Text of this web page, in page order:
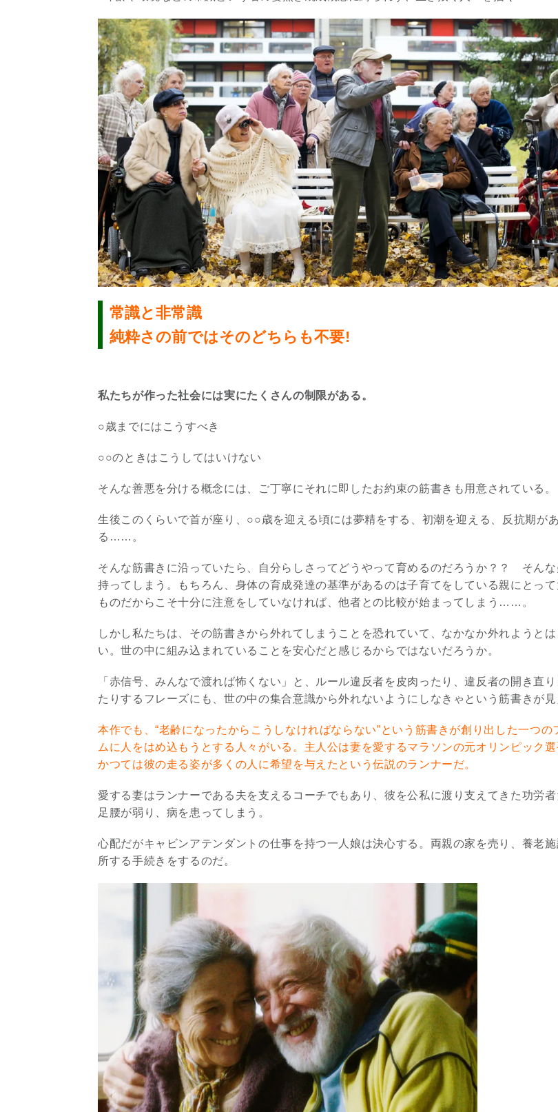
常識と非常識
純粋さの前ではそのどちらも不要!
私たちが作った社会には実にたくさんの制限がある。
○歳までにはこうすべき
○○のときはこうしてはいけない
そんな善悪を分ける概念には、ご丁寧にそれに即したお約束の筋書きも用意されている。
生後このくらいで首が座り、○○歳を迎える頃には夢精をする、初潮を迎える、反抗期があ
る……。
そんな筋書きに沿っていたら、自分らしさってどうやって育めるのだろうか？？ そんな
持ってしまう。もちろん、身体の育成発達の基準があるのは子育てをしている親にとって
ものだからこそ十分に注意をしていなければ、他者との比較が始まってしまう……。
しかし私たちは、その筋書きから外れてしまうことを恐れていて、なかなか外れようとは
い。世の中に組み込まれていることを安心だと感じるからではないだろうか。
「赤信号、みんなで渡れば怖くない」と、ルール違反者を皮肉ったり、違反者の開き直り
たりするフレーズにも、世の中の集合意識から外れないようにしなきゃという筋書きが見
本作でも、“老齢になったからこうしなければならない”という筋書きが創り出した一つの
ムに人をはめ込もうとする人々がいる。主人公は妻を愛するマラソンの元オリンピック選
かつては彼の走る姿が多くの人に希望を与えたという伝説のランナーだ。
愛する妻はランナーである夫を支えるコーチでもあり、彼を公私に渡り支えてきた功労者
足腰が弱り、病を患ってしまう。
心配だがキャビンアテンダントの仕事を持つ一人娘は決心する。両親の家を売り、養老施
所する手続きをするのだ。
スピリチュアルは現
3
究極的な覚醒に向か
【The Secret of...
インタビュー